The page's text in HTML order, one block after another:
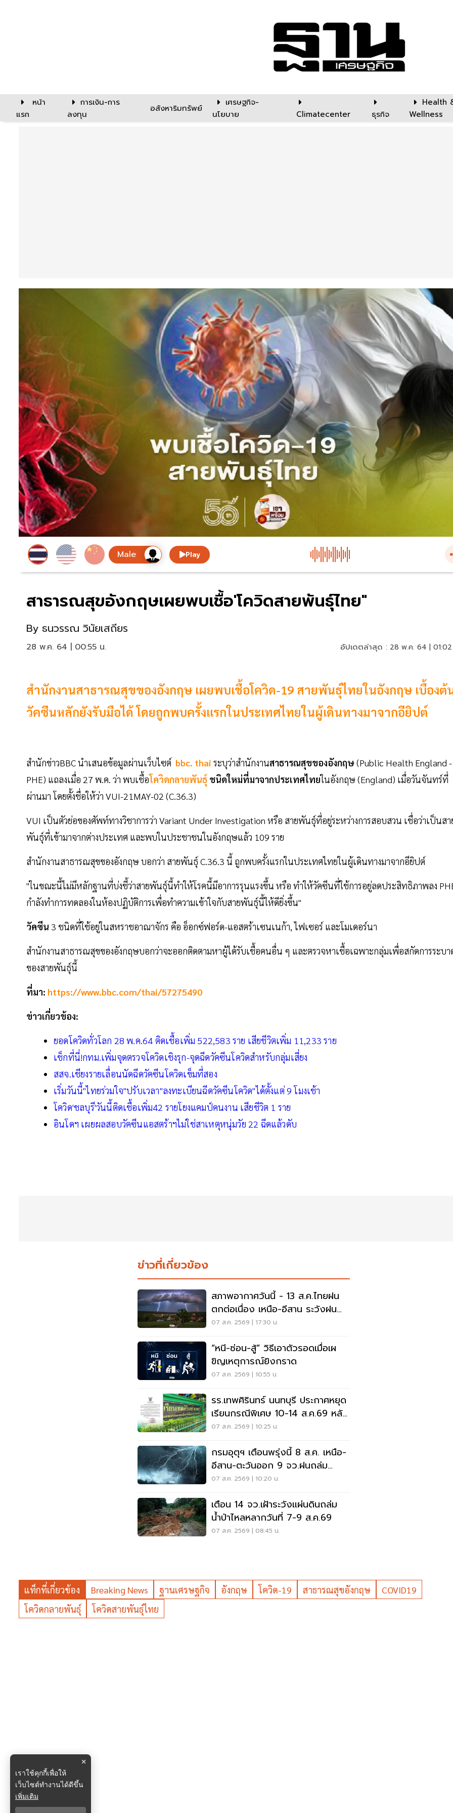
หน้า
แรก
การเงิน-การ
ลงทุน
อสังหาริมทรัพย์
เศรษฐกิจ-
นโยบาย
Climatecenter ธุรกิจ
Health
Wellness
Play
สาธารณสุขอังกฤษเผยพบเชื้อ'โควิดสายพันธุ์ไทย"
By ธนวรรณ วินัยเสถียร
28 พ.ค. 64 | 00:55 น. อัปเดตล่าสุด : 28 พ.ค. 64 |
สำนักงานสาธารณสุขของอังกฤษ เผยพบเชื้อโควิด-19 สายพันธุ์ไทยในอังกฤษ เบื้องต้
วัคซีนหลักยังรับมือได้ โดยถูกพบครั้งแรกในประเทศไทยในผู้เดินทางมาจากอียิปต์
สำนักข่าวBBC นำเสนอข้อมูลผ่านเว็บไซต์ bbc. thai ระบุว่าสำนักงานสาธารณสุขของอังกฤษ(Public Health England -
PHE) แถลงเมื่อ 27 พ.ค. ว่า พบเชื้อโควิดกลายพันธุ์ ชนิดใหม่ที่มาจากประเทศไทยในอังกฤษ (England) เมื่อวันจันทร์ที่
ผ่านมา โดยตั้งชื่อให้ว่า VUI-21MAY-02 (C.36.3)
VUI เป็นตัวย่อของศัพท์ทางวิชาการว่า Variant Under Investigation หรือ สายพันธุ์ที่อยู่ระหว่างการสอบสวน เชื่อว่าเป็นสา
พันธุ์ที่เข้ามาจากต่างประเทศ และพบในประชาชนในอังกฤษแล้ว 109 ราย
สำนักงานสาธารณสุขของอังกฤษ บอกว่า สายพันธุ์ C.36.3 นี้ ถูกพบครั้งแรกในประเทศไทยในผู้เดินทางมาจากอียิปต์
"ในขณะนี้ไม่มีหลักฐานที่บ่งชี้ว่าสายพันธุ์นี้ทำให้โรคนี้มีอาการรุนแรงขึ้น หรือ ทำให้วัคซีนที่ใช้การอยู่ลดประสิทธิภาพลง
กำลังทำการทดลองในห้องปฏิบัติการเพื่อทำความเข้าใจกับสายพันธุ์นี้ให้ดียิ่งขึ้น"
วัคซีน 3 ชนิดที่ใช้อยู่ในสหราชอาณาจักร คือ อ็อกซ์ฟอร์ด-แอสตร้าเซนเนก้า, ไฟเซอร์ และโมเดอร์นา
สำนักงานสาธารณสุขของอังกฤษบอกว่าจะออกติดตามหาผู้ได้รับเชื้อคนอื่น ๆ และตรวจหาเชื้อเฉพาะกลุ่มเพื่อสกัดการระบา
ของสายพันธุ์นี้
ที่มา: https://www.bbc.com/thai/57275490
ข่าวเกี่ยวข้อง:
ยอดโควิดทั่วโลก 28 พ.ค.64 ติดเชื้อเพิ่ม 522,583 ราย เสียชีวิตเพิ่ม 11,233 ราย
เช็กที่นี่!กทม.เพิ่มจุดตรวจโควิดเชิงรุก-จุดฉีดวัคซีนโควิดสำหรับกลุ่มเสี่ยง
สสจ.เชียงรายเลื่อนนัดฉีดวัคซีนโควิดเข็มที่สอง
เริ่มวันนี้"ไทยร่วมใจ"ปรับเวลา"ลงทะเบียนฉีดวัคซีนโควิด"ได้ตั้งแต่ 9 โมงเช้า
โควิด'ชลบุรี'วันนี้ติดเชื้อเพิ่ม42 รายโยงแคมป์คนงาน เสียชีวิต 1 ราย
อินโดฯ เผยผลสอบวัคซีนแอสตร้าฯไม่ใช่สาเหตุหนุ่มวัย 22 ฉีดแล้วดับ
ข่าวที่เกี่ยวข้อง
สภาพอากาศวันนี้ - 13 ส.ค.ไทยฝน
ตกต่อเนื่อง เหนือ-อีสาน ระวังฝน
ตกหนักมากบางแห่ง
07 ส.ค. 2569 | 17:30 น.
“หนี-ซ่อน-สู้” วิธีเอาตัวรอดเมื่อเผ
ขิญเหตุการณ์ยิงกราด
07 ส.ค. 2569 | 10:55 น.
รร.เทพศิรินทร์ นนทบุรี ประกาศหยุด
เรียนกรณีพิเศษ 10-14 ส.ค.69 หลัง
เหตุกราดยิง
07 ส.ค. 2569 | 10:25 น.
กรมอุตุฯ เตือนพรุ่งนี้ 8 ส.ค. เหนือ-
อีสาน-ตะวันออก 9 จว.ฝนถล่ม
ระวังน้ำท่วมฉับพลัน
07 ส.ค. 2569 | 10:20 น.
เตือน 14 จว.เฝ้าระวังแผ่นดินถล่ม
น้ำป่าไหลหลากวันที่ 7-9 ส.ค.69
07 ส.ค. 2569 | 08:45 น.
แท็กที่เกี่ยวข้อง Breaking News ฐานเศรษฐกิจ อังกฤษ โควิด-19 สาธารณสุขอังกฤษ
COVID19
โควิดกลายพันธุ์
โควิดสายพันธุ์ไทย
×
เราใช้คุกกี้เพื่อให้
เว็บไซต์ทำงานได้ดีขึ้น
เพิ่มเติม